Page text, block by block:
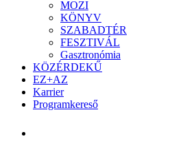
MOZI
KÖNYV
SZABADTÉR
FESZTIVÁL
Gasztronómia
KÖZÉRDEKŰ
EZ+AZ
Karrier
Programkereső